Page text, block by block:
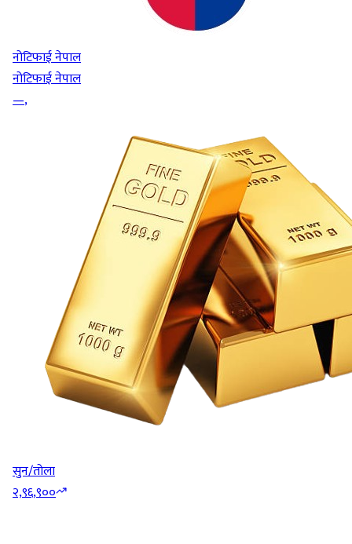
नोटिफाई नेपाल
नोटिफाई नेपाल
—,
सुन/तोला
२,९६,९००